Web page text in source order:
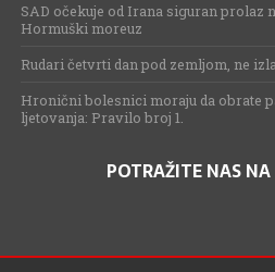
SAD očekuje od Irana siguran prolaz
Hormuški moreuz
Rudari četvrti dan pod zemljom, ne
Hronični bolesnici moraju da obrate
ljetovanja: Pravilo broj 1.
POTRAŽITE NAS